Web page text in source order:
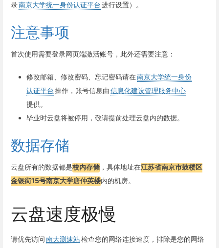
录南京大学统一身份认证平台进行设置）。
注意事项
首次使用需要登录网页端激活账号，此外还需要注意：
修改邮箱、修改密码、忘记密码请在南京大学统一身份
认证平台操作，账号信息由信息化建设管理服务中心
提供。
毕业时云盘将被停用，敬请提前处理云盘内的数据。
数据存储
云盘所有的数据都是校内存储 ，具体地址在江苏省南京市鼓楼区
金银街15号南京大学唐仲英楼内的机房。
云盘速度极慢
请优先访问南大测速站检查您的网络连接速度，排除是您的网络